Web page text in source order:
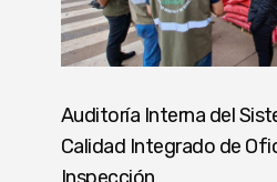
Auditoría Interna del
Calidad Integrado de
Inspección